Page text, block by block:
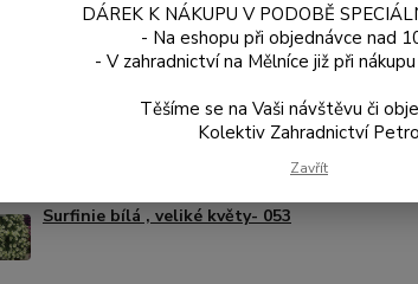
Surfinie bílá , veliké květy- 053
DÁREK K NÁKUPU V PODOBĚ
- Na eshopu při objednávce nad
- V zahradnictví na Mělníce již při
Těšíme se na Vaši návštěvu či
Kolektiv Zahradnictví Petro
Zavřít